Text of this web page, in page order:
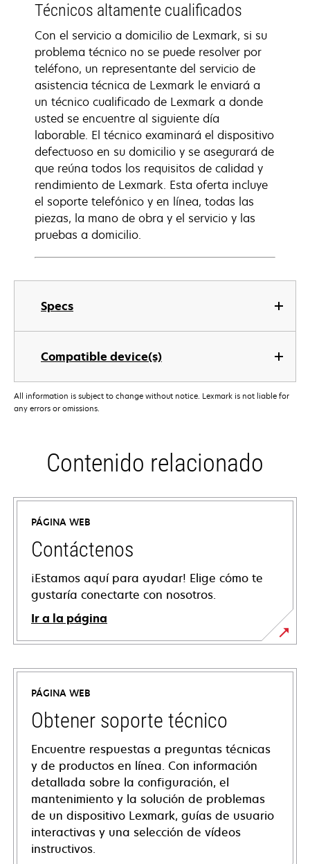
Specs
Compatible device(s)
Técnicos altamente cualificados
Con el servicio a domicilio de Lexmark, si su
problema técnico no se puede resolver por
teléfono, un representante del servicio de
asistencia técnica de Lexmark le enviará a
un técnico cualificado de Lexmark a donde
usted se encuentre al siguiente día
laborable. El técnico examinará el dispositivo
defectuoso en su domicilio y se asegurará de
que reúna todos los requisitos de calidad y
rendimiento de Lexmark. Esta oferta incluye
el soporte telefónico y en línea, todas las
piezas, la mano de obra y el servicio y las
pruebas a domicilio.
All information is subject to change without notice. Lexmark is not liable for
any errors or omissions.
Contenido relacionado
PÁGINA WEB
Contáctenos
¡Estamos aquí para ayudar! Elige cómo te
gustaría conectarte con nosotros.
Ir a la página
PÁGINA WEB
Obtener soporte técnico
Encuentre respuestas a preguntas técnicas
y de productos en línea. Con información
detallada sobre la configuración, el
mantenimiento y la solución de problemas
de un dispositivo Lexmark, guías de usuario
interactivas y una selección de vídeos
instructivos.